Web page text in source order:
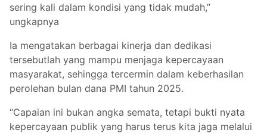
sering kali dalam kondisi yang tidak mudah,”
ungkapnya
Ia mengatakan berbagai kinerja dan dedikasi
tersebutlah yang mampu menjaga kepercayaan
masyarakat, sehingga tercermin dalam keberhasilan
perolehan bulan dana PMI tahun 2025.
“Capaian ini bukan angka semata, tetapi bukti nyata
kepercayaan publik yang harus terus kita jaga melalui